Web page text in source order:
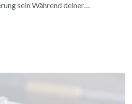
sein Während deiner…